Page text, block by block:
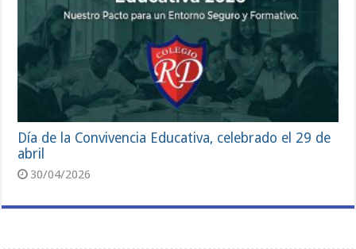
Día de la Convivencia Educativa, celebrado el 29 de
abril
30/04/2026